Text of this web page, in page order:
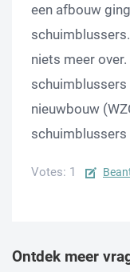
een afbouw
niets meer
schuimblussers
nieuwbouw
schuimblussers
Votes: 1
Ontdek meer